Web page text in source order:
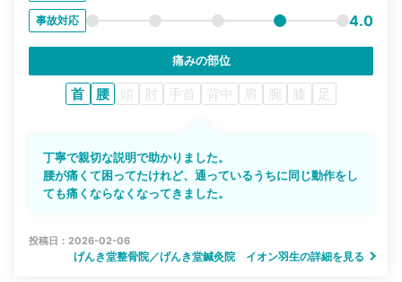
事故対応 4.0
痛みの部位
首 腰 頭 肘 手首 背中 肩 腕 膝 足
丁寧で親切な説明で助かりました。
腰が痛くて困ってたけれど、通っているうちに同じ動作をし
ても痛くならなくなってきました。
投稿日：2026-02-06
げんき堂整骨院／げんき堂鍼灸院 イオン羽生の詳細を見る